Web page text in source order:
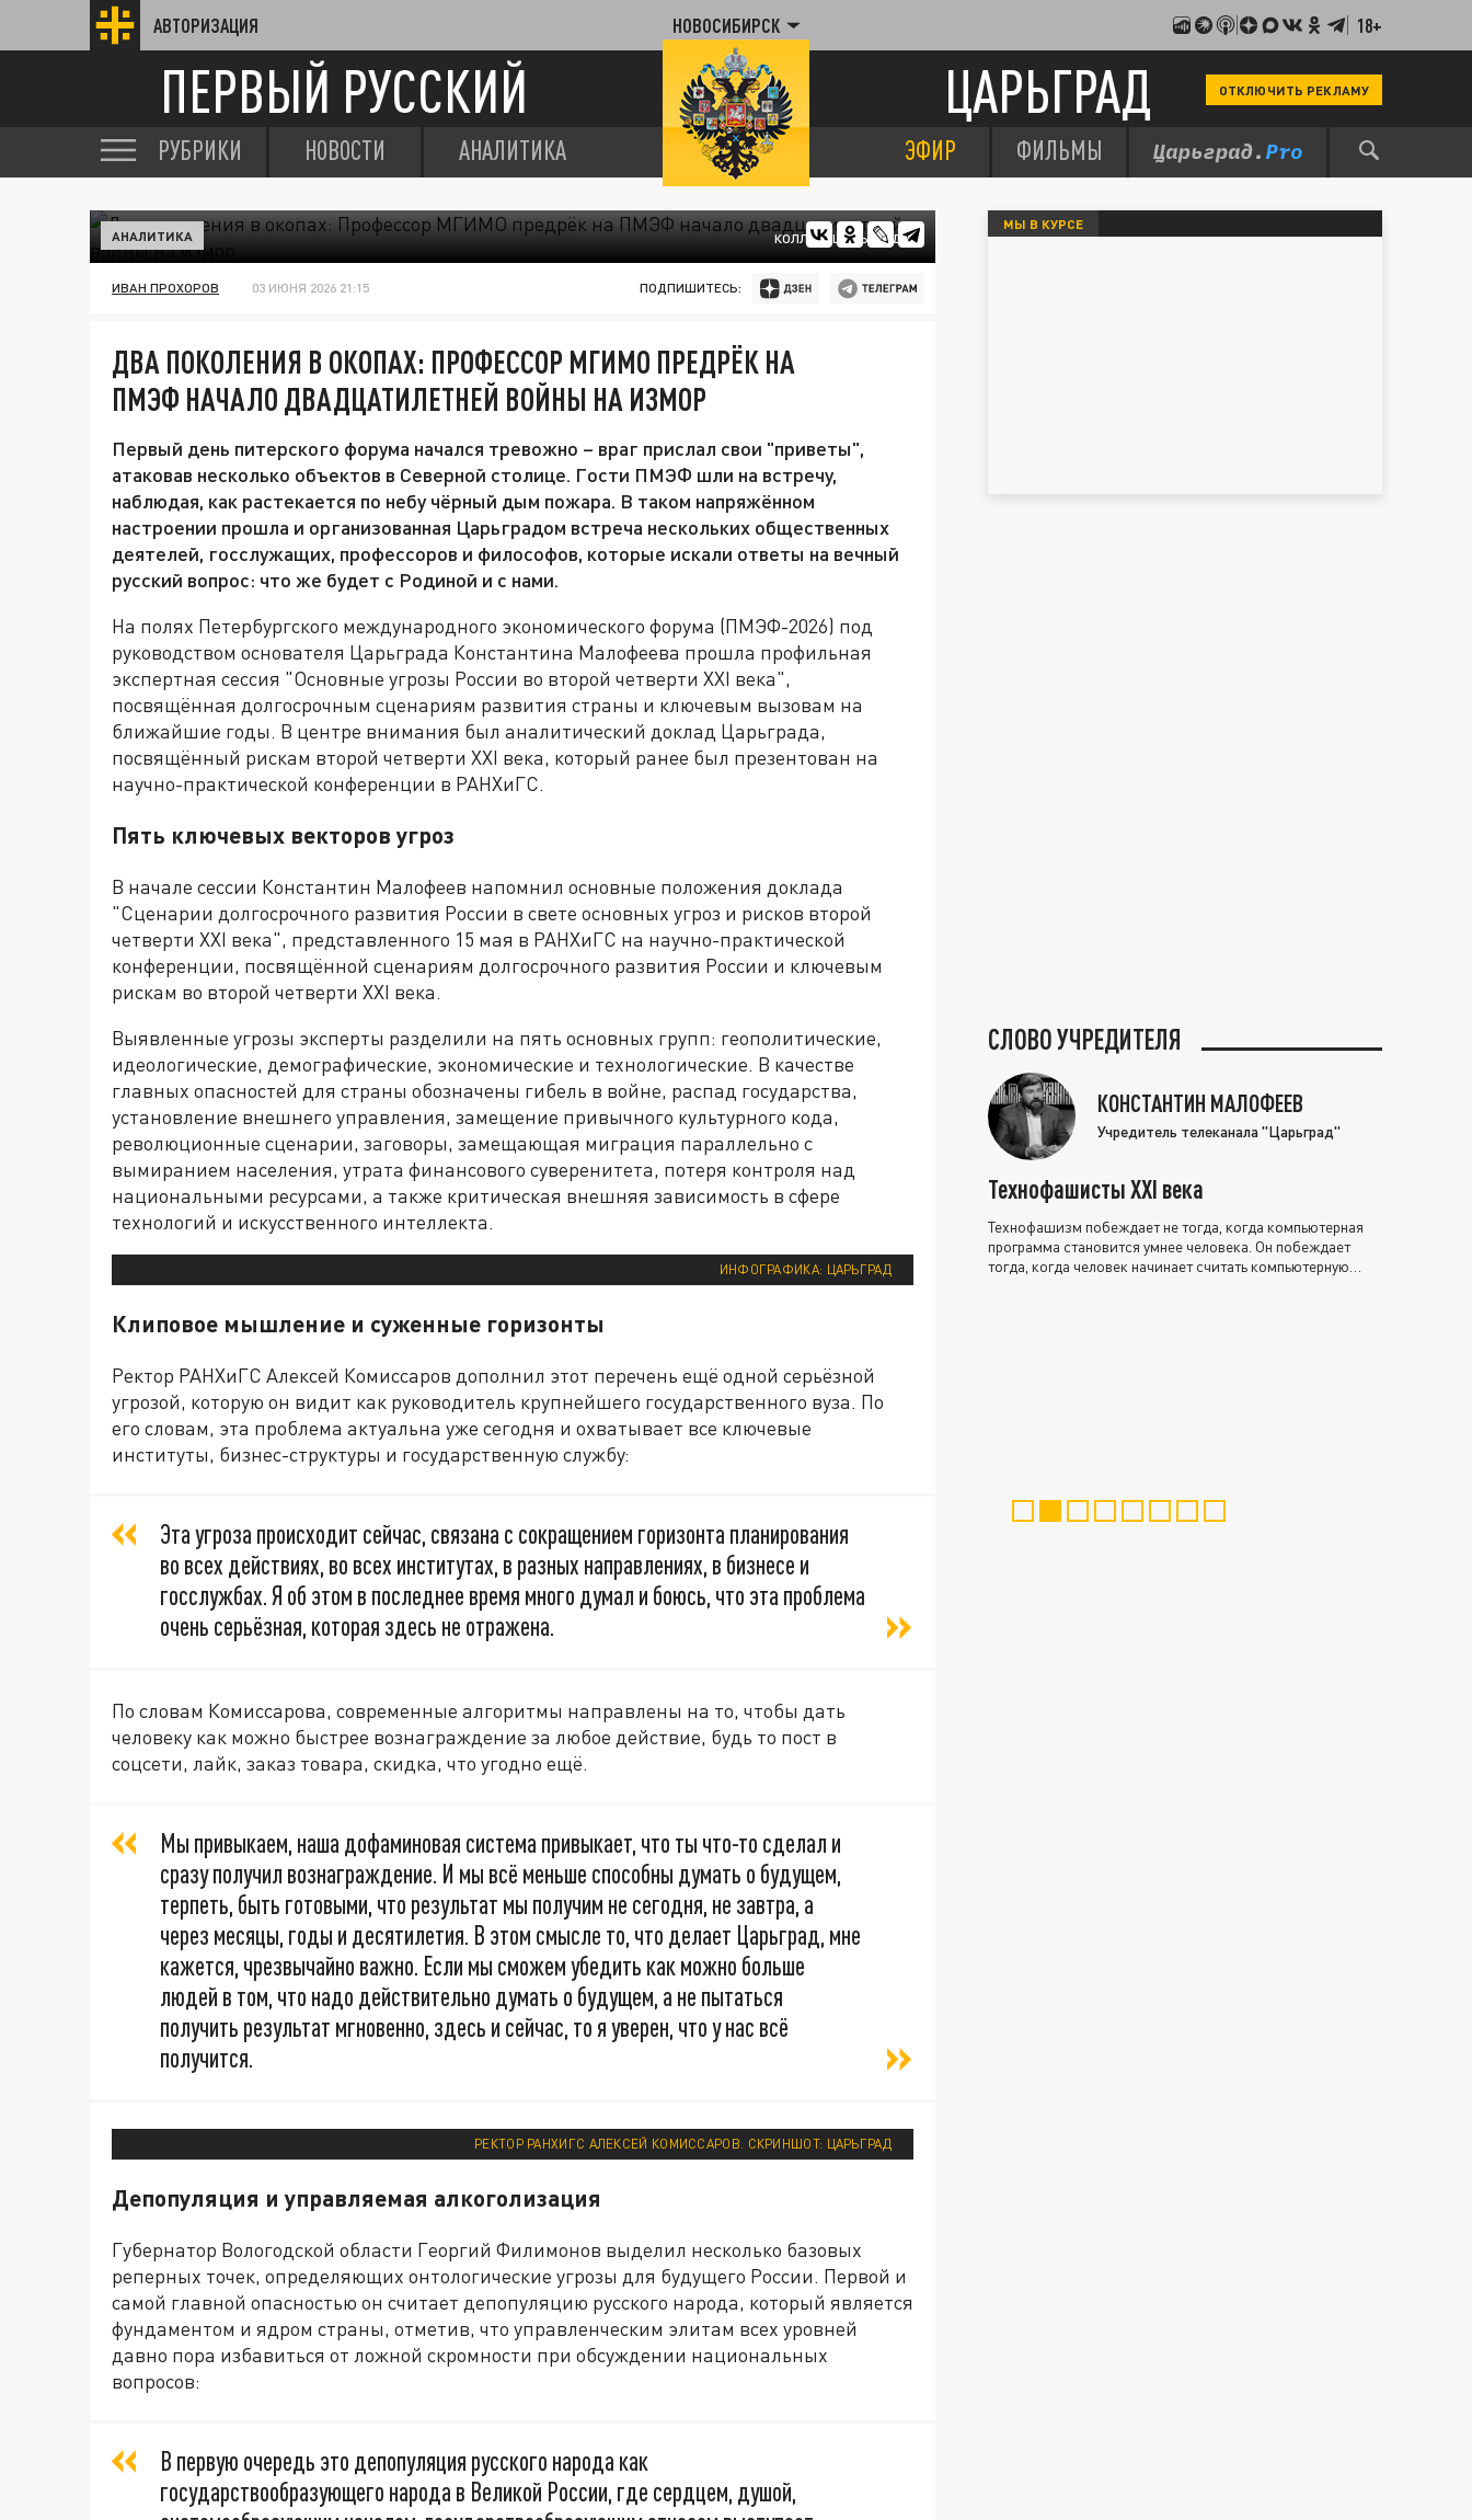
АВТОРИЗАЦИЯ НОВОСИБИРСК 18+
ПЕРВЫЙ РУССКИЙ ЦАРЬГРАД ОТКЛЮЧИТЬ РЕКЛАМУ
РУБРИКИ НОВОСТИ АНАЛИТИКА ЭФИР ФИЛЬМЫ
КОЛЛАЖ ЦАРЬГРАДА.
АНАЛИТИКА
ИВАН ПРОХОРОВ 03 ИЮНЯ 2026 21:15 ПОДПИШИТЕСЬ:
ДВА ПОКОЛЕНИЯ В ОКОПАХ: ПРОФЕССОР МГИМО ПРЕДРЁК НА
ПМЭФ НАЧАЛО ДВАДЦАТИЛЕТНЕЙ ВОЙНЫ НА ИЗМОР
Первый день питерского форума начался тревожно – враг прислал свои "приветы",
атаковав несколько объектов в Северной столице. Гости ПМЭФ шли на встречу,
наблюдая, как растекается по небу чёрный дым пожара. В таком напряжённом
настроении прошла и организованная Царьградом встреча нескольких общественных
деятелей, госслужащих, профессоров и философов, которые искали ответы на вечный
русский вопрос: что же будет с Родиной и с нами.
На полях Петербургского международного экономического форума (ПМЭФ-2026) под
руководством основателя Царьграда Константина Малофеева прошла профильная
экспертная сессия "Основные угрозы России во второй четверти XXI века",
посвящённая долгосрочным сценариям развития страны и ключевым вызовам на
ближайшие годы. В центре внимания был аналитический доклад Царьграда,
посвящённый рискам второй четверти XXI века, который ранее был презентован на
научно-практической конференции в РАНХиГС.
Пять ключевых векторов угроз
В начале сессии Константин Малофеев напомнил основные положения доклада
"Сценарии долгосрочного развития России в свете основных угроз и рисков второй
четверти XXI века", представленного 15 мая в РАНХиГС на научно-практической
конференции, посвящённой сценариям долгосрочного развития России и ключевым
рискам во второй четверти XXI века.
Выявленные угрозы эксперты разделили на пять основных групп: геополитические,
идеологические, демографические, экономические и технологические. В качестве
главных опасностей для страны обозначены гибель в войне, распад государства,
установление внешнего управления, замещение привычного культурного кода,
революционные сценарии, заговоры, замещающая миграция параллельно с
вымиранием населения, утрата финансового суверенитета, потеря контроля над
национальными ресурсами, а также критическая внешняя зависимость в сфере
технологий и искусственного интеллекта.
ИНФОГРАФИКА: ЦАРЬГРАД
Клиповое мышление и суженные горизонты
Ректор РАНХиГС Алексей Комиссаров дополнил этот перечень ещё одной серьёзной
угрозой, которую он видит как руководитель крупнейшего государственного вуза. По
его словам, эта проблема актуальна уже сегодня и охватывает все ключевые
институты, бизнес-структуры и государственную службу:
Эта угроза происходит сейчас, связана с сокращением горизонта планирования
во всех действиях, во всех институтах, в разных направлениях, в бизнесе и
госслужбах. Я об этом в последнее время много думал и боюсь, что эта проблема
очень серьёзная, которая здесь не отражена.
По словам Комиссарова, современные алгоритмы направлены на то, чтобы дать
человеку как можно быстрее вознаграждение за любое действие, будь то пост в
соцсети, лайк, заказ товара, скидка, что угодно ещё.
Мы привыкаем, наша дофаминовая система привыкает, что ты что-то сделал и
сразу получил вознаграждение. И мы всё меньше способны думать о будущем,
терпеть, быть готовыми, что результат мы получим не сегодня, не завтра, а
через месяцы, годы и десятилетия. В этом смысле то, что делает Царьград, мне
кажется, чрезвычайно важно. Если мы сможем убедить как можно больше
людей в том, что надо действительно думать о будущем, а не пытаться
получить результат мгновенно, здесь и сейчас, то я уверен, что у нас всё
получится.
РЕКТОР РАНХИГС АЛЕКСЕЙ КОМИССАРОВ. СКРИНШОТ: ЦАРЬГРАД
Депопуляция и управляемая алкоголизация
Губернатор Вологодской области Георгий Филимонов выделил несколько базовых
реперных точек, определяющих онтологические угрозы для будущего России. Первой и
самой главной опасностью он считает депопуляцию русского народа, который является
фундаментом и ядром страны, отметив, что управленческим элитам всех уровней
давно пора избавиться от ложной скромности при обсуждении национальных
вопросов:
В первую очередь это депопуляция русского народа как
государствообразующего народа в Великой России, где сердцем, душой,
МЫ В КУРСЕ
СЛОВО УЧРЕДИТЕЛЯ
КОНСТАНТИН МАЛОФЕЕВ
Учредитель телеканала "Царьград"
Технофашисты XXI века
Технофашизм побеждает не тогда, когда компьютерная
программа становится умнее человека. Он побеждает
тогда, когда человек начинает считать компьютерную